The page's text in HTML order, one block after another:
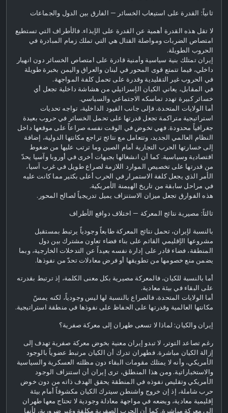
ثانياً: القدرة على استيعاب الخسائر — الفارق بين الدول والجماعات
لا تقل هذه القدرة أهمية عن القدرة على الإيذاء. فالأطراف التي تستطيع
امتصاص الضربات ومواصلة القتال هي التي تملك زمام المبادرة في
الحروب الطويلة.
إيران تمتلك بنية سياسية وأمنية قادرة على امتصاص الخسائر دون انهيار
داخلي، فيما تتمتع قوى المحور في لبنان والعراق واليمن بخبرة طويلة
في الحروب غير التقليدية وقدرة على تحمل كلفة المواجهة.
في المقابل، يعاني الكيان الإسرائيلي من هشاشة داخلية تجعل أي
خسائر كبيرة تهدد تماسكه الاجتماعي والسياسي.
أما الولايات المتحدة، فإلى جانب القيود الداخلية، تواجه تحديات
استراتيجية متراكمة تجعل قدرتها على تحمل الخسائر في حروب بعيدة
جغرافياً محدودة. فهي تخوض في الوقت نفسه صراعاً على موقعها داخل
النظام العالمي الجديد، وتتعامل مع نتائج تراجع مكانتها الدولية، إضافة
إلى خسارتها الحرب التجارية أمام الصين وما ترتب عليها من ضغوط
اقتصادية وسياسية. كما أن انشغالها بجبهات أخرى في أوروبا وآسيا يحدّ
من قدرتها على تخصيص الموارد اللازمة لصراع طويل في غرب آسيا،
الأمر الذي يجعل كلفة الاستمرار في الحرب أعلى بكثير مما كانت عليه
في مراحل سابقة من تاريخ الهيمنة الأمريكية.
هذه الفوارق تجعل ميزان الاستنزاف يميل تدريجياً لصالح المحور.
ثالثاً: مصيرية نتائج المعركة — اختلاف دوافع الأطراف
بالنسبة لإيران، تحمل نتائج المعركة طابعاً وجودياً يرتبط بمستقبل
مشروعها الإقليمي القائم على بناء فضاء تعاون مشترك بين دول
المنطقة، فضاء قادر على إدارة نفسه بعيداً عن التدخلات الخارجية، وبما
يضمن منع خصومها من تطويقها أو فرض معادلات تحدّ من نفوذها.
أما بالنسبة للكيان، فالمعركة مصيرية بكل معنى الكلمة، إذ ترتبط بقدرته
على البقاء في بيئة معادية.
أما الولايات المتحدة، فالصراع بالنسبة لها ليس وجودياً، لكنه يمسّ
مكانتها العالمية وقدرتها على الحفاظ على نفوذها في منطقة استراتيجية.
إيران والكيان: لماذا لا تسعى طهران إلى معركة صفرية؟
رغم تصاعد التوتر، لا تبدو إيران معنية بخوض معركة صفرية تهدف إلى
إزالة الكيان مباشرة. فطهران تدرك أن الكيان مرتبط عضوياً بالوجود
الأمريكي، وأنه لا يمتلك مقومات البقاء دون مظلته العسكرية والسياسية
والاستخباراتية. ومن هذا المنطلق، ترى إيران أن استنزاف الوجود
الأمريكي وتقليص نفوذه في المنطقة يحقق الهدف ذاته من دون خوض
حرب شاملة، إذ إن خروج واشنطن سيترك الكيان مكشوفاً أمام بيئة
إقليمية معادية، ويضعه في مواجهة معادلة وجودية لا تحتاج معها طهران
إلى معركة مباشرة. كما أن الحرب الصفرية مكلفة وغير ضرورية، لأنها